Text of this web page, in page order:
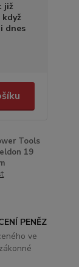
již
když
dnes
Tools
19
PENĚZ
ve